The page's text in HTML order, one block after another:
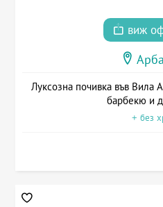
виж
Луксозна почивка във Вила
барбекю и
+ без